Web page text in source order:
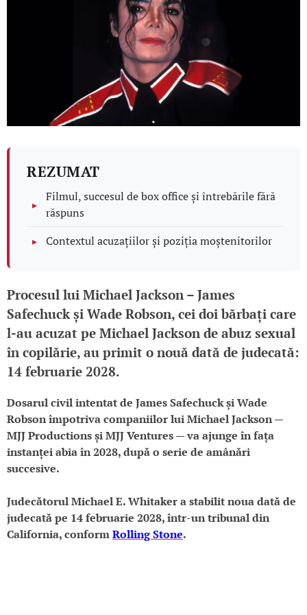
REZUMAT
Filmul, succesul de box office și întrebările fără
răspuns
Contextul acuzațiilor și poziția moștenitorilor
Procesul lui Michael Jackson – James
Safechuck și Wade Robson, cei doi bărbați care
l-au acuzat pe Michael Jackson de abuz sexual
în copilărie, au primit o nouă dată de judecată:
14 februarie 2028.
Dosarul civil intentat de James Safechuck și Wade
Robson împotriva companiilor lui Michael Jackson —
MJJ Productions și MJJ Ventures — va ajunge în fața
instanței abia în 2028, după o serie de amânări
succesive.
Judecătorul Michael E. Whitaker a stabilit noua dată de
judecată pe 14 februarie 2028, într-un tribunal din
California, conformRolling Stone.